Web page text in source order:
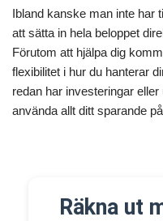
Ibland kanske man inte har
att sätta in hela beloppet
Förutom att hjälpa dig
flexibilitet i hur du hanterar
redan har investeringar
använda allt ditt sparande
Räkna ut